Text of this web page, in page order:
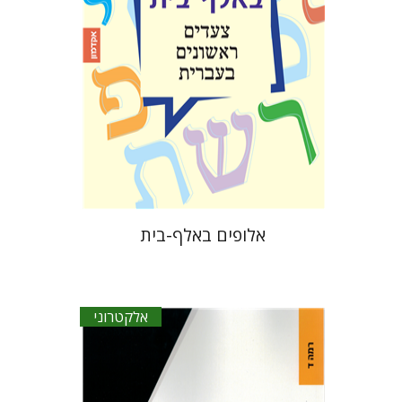
הנחת אתר ספר אלקטרוני
$17
אלופים באלף-בית
אלקטרוני